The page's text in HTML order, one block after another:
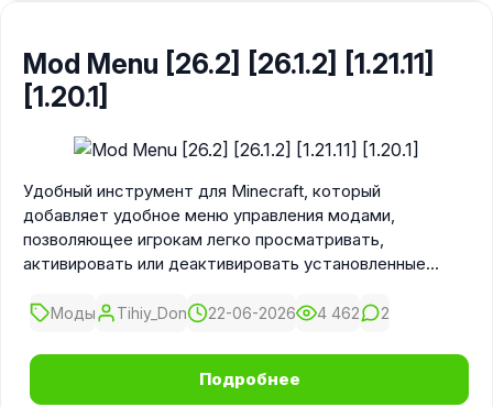
Mod Menu [26.2] [26.1.2] [1.21.11]
[1.20.1]
Удобный инструмент для Minecraft, который
добавляет удобное меню управления модами,
позволяющее игрокам легко просматривать,
активировать или деактивировать установленные
Моды Tihiy_Don 22-06-2026 4 462 2
Подробнее